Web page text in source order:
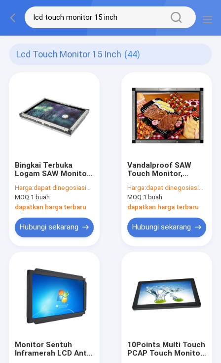
Lcd Touch Monitor 15 Inch (44)
Bingkai Terbuka
Logam SAW Monitor
Resolusi 15 Inch
Harga:dapat dinegosiasikan
MOQ:1 buah
dapatkan harga terbaru
Hubungi sekarang
Vandalproof SAW
Touch Monitor,
Terbuka 15 Inch
Harga:dapat dinegosiasikan
MOQ:1 buah
dapatkan harga terbaru
Hubungi sekarang
Monitor Sentuh
Inframerah LCD Anti
10Points Multi Touch
PCAP Touch Monitor